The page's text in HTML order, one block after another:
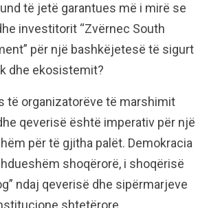
të jetë garantues më i mirë se
investitorit “Zvërnec South
për një bashkëjetesë të sigurt
dhe ekosistemit?
të organizatorëve të marshimit
qeverisë është imperativ për një
për të gjitha palët. Demokracia
shoqërorë, i shoqërisë
ndaj qeverisë dhe sipërmarjeve
shtetërore.